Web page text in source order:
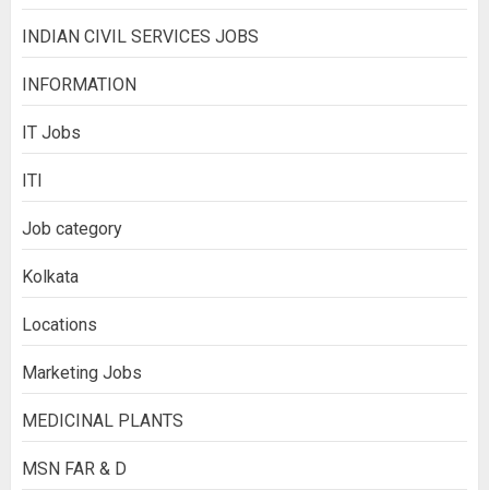
INDIAN CIVIL SERVICES JOBS
INFORMATION
IT Jobs
ITI
Job category
Kolkata
Locations
Marketing Jobs
MEDICINAL PLANTS
MSN FAR & D